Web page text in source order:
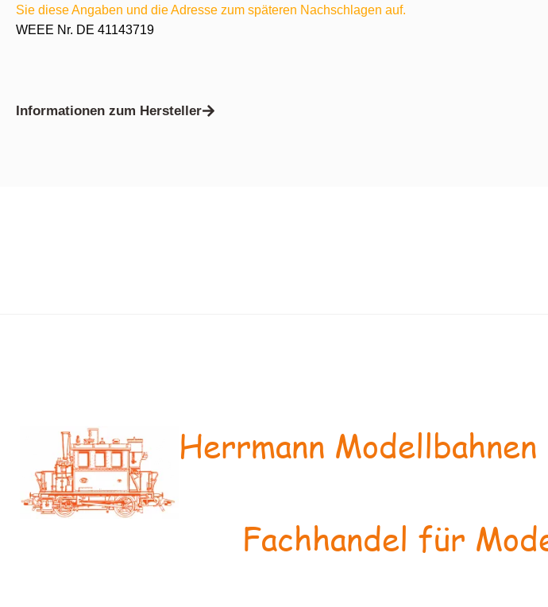
Sie diese Angaben und die Adresse zum späteren Nachschlagen auf.
WEEE Nr. DE 41143719
Informationen zum Hersteller
Herrmann Modellbahnen
Fachhandel für